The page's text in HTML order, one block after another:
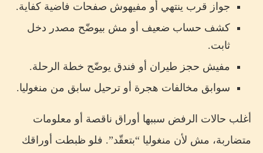
جواز قرب ينتهي أو مفيهوش صفحات فاضية كفاية.
كشف حساب ضعيف أو مش بيوضّح مصدر دخل
ثابت.
مفيش حجز طيران أو فندق يوضّح خطة الرحلة.
سوابق مخالفات هجرة أو ترحيل سابق من منغوليا.
أغلب حالات الرفض سببها أوراق ناقصة أو معلومات
متضاربة، مش لأن منغوليا “بتعقّد”. فلو ظبطت أوراقك